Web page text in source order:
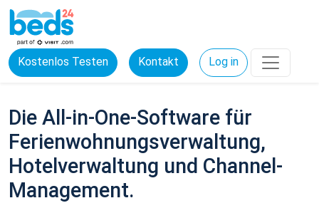
Kostenlos Testen Kontakt Log in
Die All-in-One-Software für
Ferienwohnungsverwaltung,
Hotelverwaltung und Channel-
Management.